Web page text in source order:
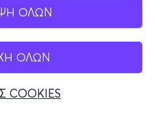
ΟΛΩΝ
ΟΛΩΝ
COOKIES